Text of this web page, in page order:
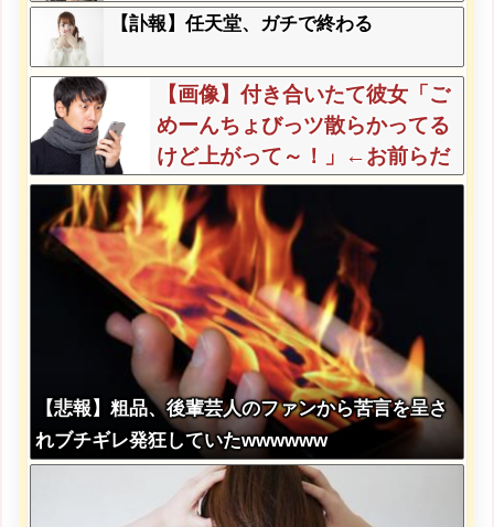
【訃報】任天堂、ガチで終わる
【画像】付き合いたて彼女「ご
めーんちょびっツ散らかってる
けど上がって～！」←お前らだ
ったらコレ別れるか？？？？？
【悲報】粗品、後輩芸人のファンから苦言を呈さ
れブチギレ発狂していたwwwwww